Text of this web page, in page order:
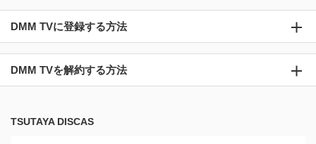
DMM TVに登録する方法
DMM TVを解約する方法
TSUTAYA DISCAS